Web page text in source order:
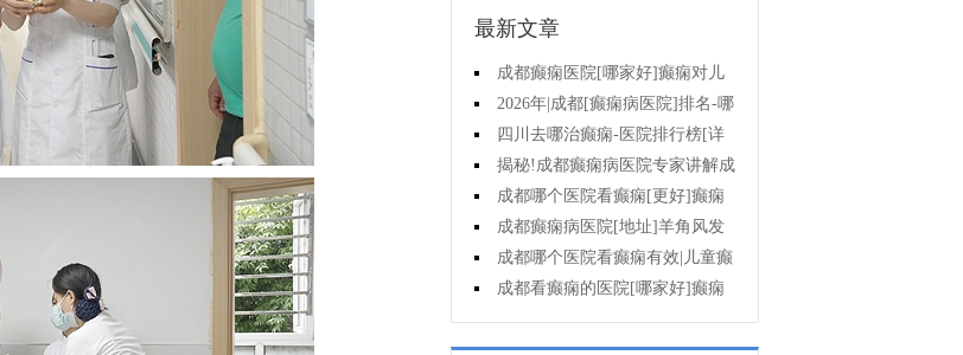
最新文章
成都癫痫医院[哪家好]癫痫对儿
童病人心理有影响吗?
2026年|成都[癫痫病医院]排名-哪
些不良习惯能诱发癫痫?
四川去哪治癫痫-医院排行榜[详
细排名]癫痫治疗怎么治比较好?
揭秘!成都癫痫病医院专家讲解成
都哪一个医院能治疗癫痫?
成都哪个医院看癫痫[更好]癫痫
如何护理?
成都癫痫病医院[地址]羊角风发
作频率?
成都哪个医院看癫痫有效|儿童癫
痫治疗应该注意什么?
成都看癫痫的医院[哪家好]癫痫
发作原因是什么?